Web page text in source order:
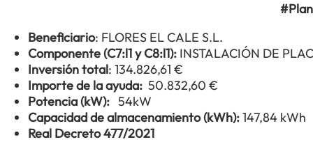
Beneficiario: FLORES EL CALE S.L.
Componente (C7:l1 y C8:l1): INSTALACIÓN DE
Inversión total: 134.826,61 €
Importe de la ayuda: 50.832,60 €
Potencia (kW): 54kW
Capacidad de almacenamiento (kWh):147,84 kWh
Real Decreto 477/2021